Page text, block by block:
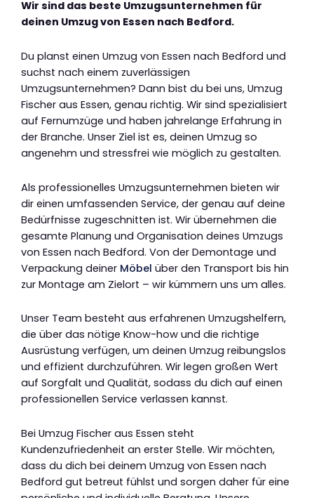
Wir sind das beste Umzugsunternehmen für
deinen Umzug von Essen nach Bedford.
Du planst einen Umzug von Essen nach Bedford und
suchst nach einem zuverlässigen
Umzugsunternehmen? Dann bist du bei uns, Umzug
Fischer aus Essen, genau richtig. Wir sind spezialisiert
auf Fernumzüge und haben jahrelange Erfahrung in
der Branche. Unser Ziel ist es, deinen Umzug so
angenehm und stressfrei wie möglich zu gestalten.
Als professionelles Umzugsunternehmen bieten wir
dir einen umfassenden Service, der genau auf deine
Bedürfnisse zugeschnitten ist. Wir übernehmen die
gesamte Planung und Organisation deines Umzugs
von Essen nach Bedford. Von der Demontage und
Verpackung deiner Möbel über den Transport bis hin
zur Montage am Zielort – wir kümmern uns um alles.
Unser Team besteht aus erfahrenen Umzugshelfern,
die über das nötige Know-how und die richtige
Ausrüstung verfügen, um deinen Umzug reibungslos
und effizient durchzuführen. Wir legen großen Wert
auf Sorgfalt und Qualität, sodass du dich auf einen
professionellen Service verlassen kannst.
Bei Umzug Fischer aus Essen steht
Kundenzufriedenheit an erster Stelle. Wir möchten,
dass du dich bei deinem Umzug von Essen nach
Bedford gut betreut fühlst und sorgen daher für eine